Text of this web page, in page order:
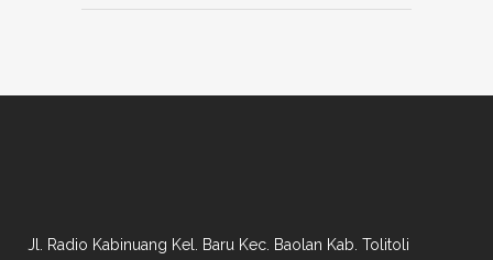
Jl. Radio Kabinuang Kel. Baru Kec. Baolan Kab. Tolitoli